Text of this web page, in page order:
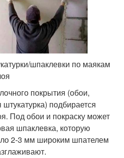
шпаклевки по маякам
покрытия (обои,
подбирается
Под обои и покраску может
шпаклевка, которую
2-3 мм широким шпателем